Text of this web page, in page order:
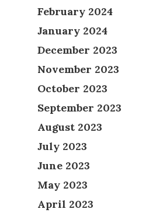
February 2024
January 2024
December 2023
November 2023
October 2023
September 2023
August 2023
July 2023
June 2023
May 2023
April 2023